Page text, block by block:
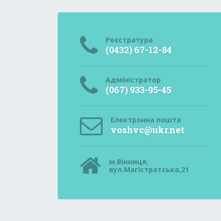
Реєстратура
(0432) 67-12-84
Адміністратор
(067) 933-95-45
Електронна пошта
voshvc@ukr.net
м.Вінниця,
вул.Магістратська,21